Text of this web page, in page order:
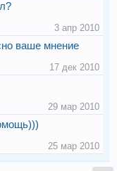
3 апр 2010
ваше мнение
17 дек 2010
29 мар 2010
25 мар 2010